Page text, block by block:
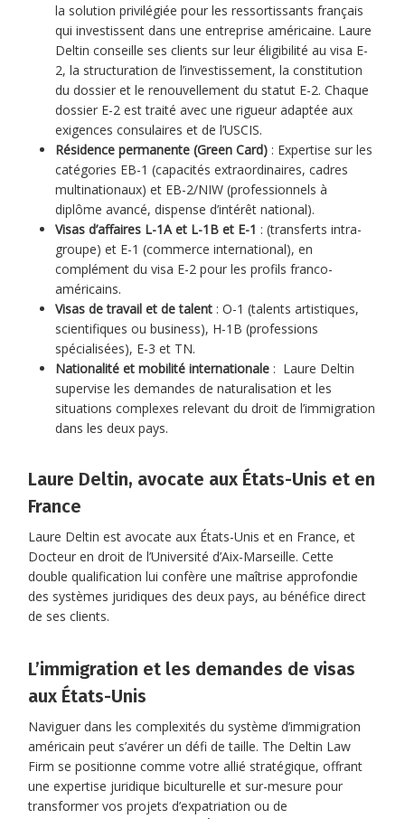
la solution privilégiée pour les ressortissants français
qui investissent dans une entreprise américaine. Laure
Deltin conseille ses clients sur leur éligibilité au visa E-
2, la structuration de l’investissement, la constitution
du dossier et le renouvellement du statut E-2. Chaque
dossier E-2 est traité avec une rigueur adaptée aux
exigences consulaires et de l’USCIS.
Résidence permanente (Green Card) : Expertise sur les
catégories EB-1 (capacités extraordinaires, cadres
multinationaux) et EB-2/NIW (professionnels à
diplôme avancé, dispense d’intérêt national).
Visas d’affaires L-1A et L-1B et E-1 : (transferts intra-
groupe) et E-1 (commerce international), en
complément du visa E-2 pour les profils franco-
américains.
Visas de travail et de talent : O-1 (talents artistiques,
scientifiques ou business), H-1B (professions
spécialisées), E-3 et TN.
Nationalité et mobilité internationale : Laure Deltin
supervise les demandes de naturalisation et les
situations complexes relevant du droit de l’immigration
dans les deux pays.
Laure Deltin, avocate aux États-Unis et en
France
Laure Deltin est avocate aux États-Unis et en France, et
Docteur en droit de l’Université d’Aix-Marseille. Cette
double qualification lui confère une maîtrise approfondie
des systèmes juridiques des deux pays, au bénéfice direct
de ses clients.
L’immigration et les demandes de visas
aux États-Unis
Naviguer dans les complexités du système d’immigration
américain peut s’avérer un défi de taille. The Deltin Law
Firm se positionne comme votre allié stratégique, offrant
une expertise juridique biculturelle et sur-mesure pour
transformer vos projets d’expatriation ou de